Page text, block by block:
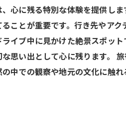
、心に残る特別な体験を提供し
ことが重要です。行き先やア
イブ中に見かけた絶景スポッ
な思い出として心に残ります。
の中での観察や地元の文化に触